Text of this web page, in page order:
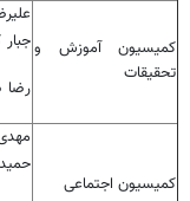
کمیسیون آموزش و
تحقیقات
رضا
کمیسیون اجتماعی